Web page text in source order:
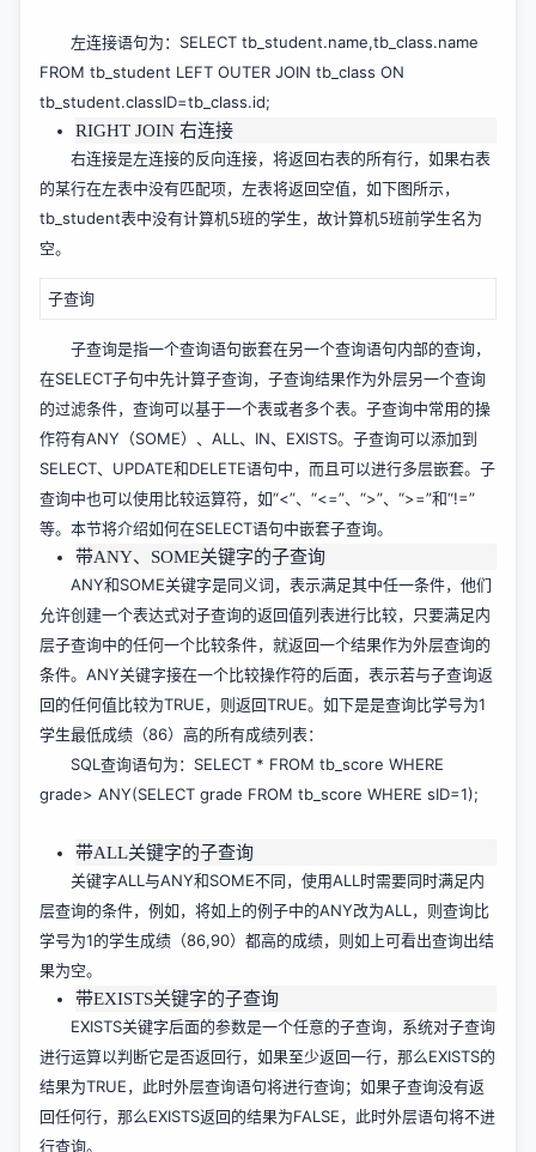
左连接语句为：SELECT tb_student.name,tb_class.name
FROM tb_student LEFT OUTER JOIN tb_class ON
tb_student.classID=tb_class.id;
RIGHT JOIN 右连接
右连接是左连接的反向连接，将返回右表的所有行，如果右表
的某行在左表中没有匹配项，左表将返回空值，如下图所示，
tb_student表中没有计算机5班的学生，故计算机5班前学生名为
空。
子查询
子查询是指一个查询语句嵌套在另一个查询语句内部的查询，
在SELECT子句中先计算子查询，子查询结果作为外层另一个查询
的过滤条件，查询可以基于一个表或者多个表。子查询中常用的操
作符有ANY（SOME）、ALL、IN、EXISTS。子查询可以添加到
SELECT、UPDATE和DELETE语句中，而且可以进行多层嵌套。子
查询中也可以使用比较运算符，如“<”、“<=”、“>”、“>=”和“!=”
等。本节将介绍如何在SELECT语句中嵌套子查询。
带ANY、SOME关键字的子查询
ANY和SOME关键字是同义词，表示满足其中任一条件，他们
允许创建一个表达式对子查询的返回值列表进行比较，只要满足内
层子查询中的任何一个比较条件，就返回一个结果作为外层查询的
条件。ANY关键字接在一个比较操作符的后面，表示若与子查询返
回的任何值比较为TRUE，则返回TRUE。如下是是查询比学号为1
学生最低成绩（86）高的所有成绩列表：
SQL查询语句为：SELECT * FROM tb_score WHERE
grade> ANY(SELECT grade FROM tb_score WHERE sID=1);
带ALL关键字的子查询
关键字ALL与ANY和SOME不同，使用ALL时需要同时满足内
层查询的条件，例如，将如上的例子中的ANY改为ALL，则查询比
学号为1的学生成绩（86,90）都高的成绩，则如上可看出查询出结
果为空。
带EXISTS关键字的子查询
EXISTS关键字后面的参数是一个任意的子查询，系统对子查询
进行运算以判断它是否返回行，如果至少返回一行，那么EXISTS的
结果为TRUE，此时外层查询语句将进行查询；如果子查询没有返
回任何行，那么EXISTS返回的结果为FALSE，此时外层语句将不进
行查询。